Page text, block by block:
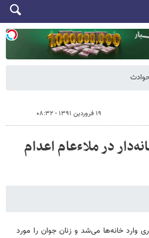
۱۹ فروردین ۱۳۹۱ - ۰۸:۳۲
در ملاء‌عام اعدام
وارد خانه‌ها می‌شد و زنان جوان را مورد